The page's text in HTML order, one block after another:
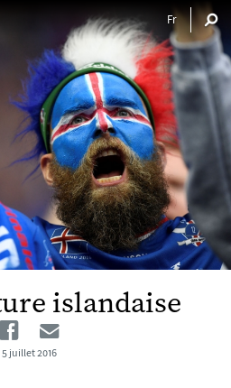
islandaise
Facebook
5 juillet 2016